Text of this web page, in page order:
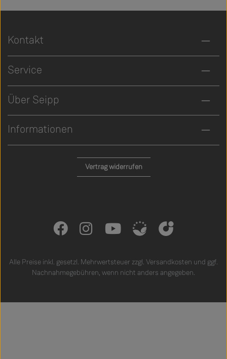
Kontakt
Service
Über Seipp
Informationen
Vertrag widerrufen
Alle Preise inkl. gesetzl. Mehrwertsteuer zzgl. Versandkosten und ggf.
Nachnahmegebühren, wenn nicht anders angegeben.